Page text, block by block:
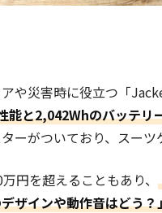
や災害時に役立つ「
能と2,042Whのバッテリ
ーがついており、スー
円を超えることもあり、
ザインや動作音はどう？